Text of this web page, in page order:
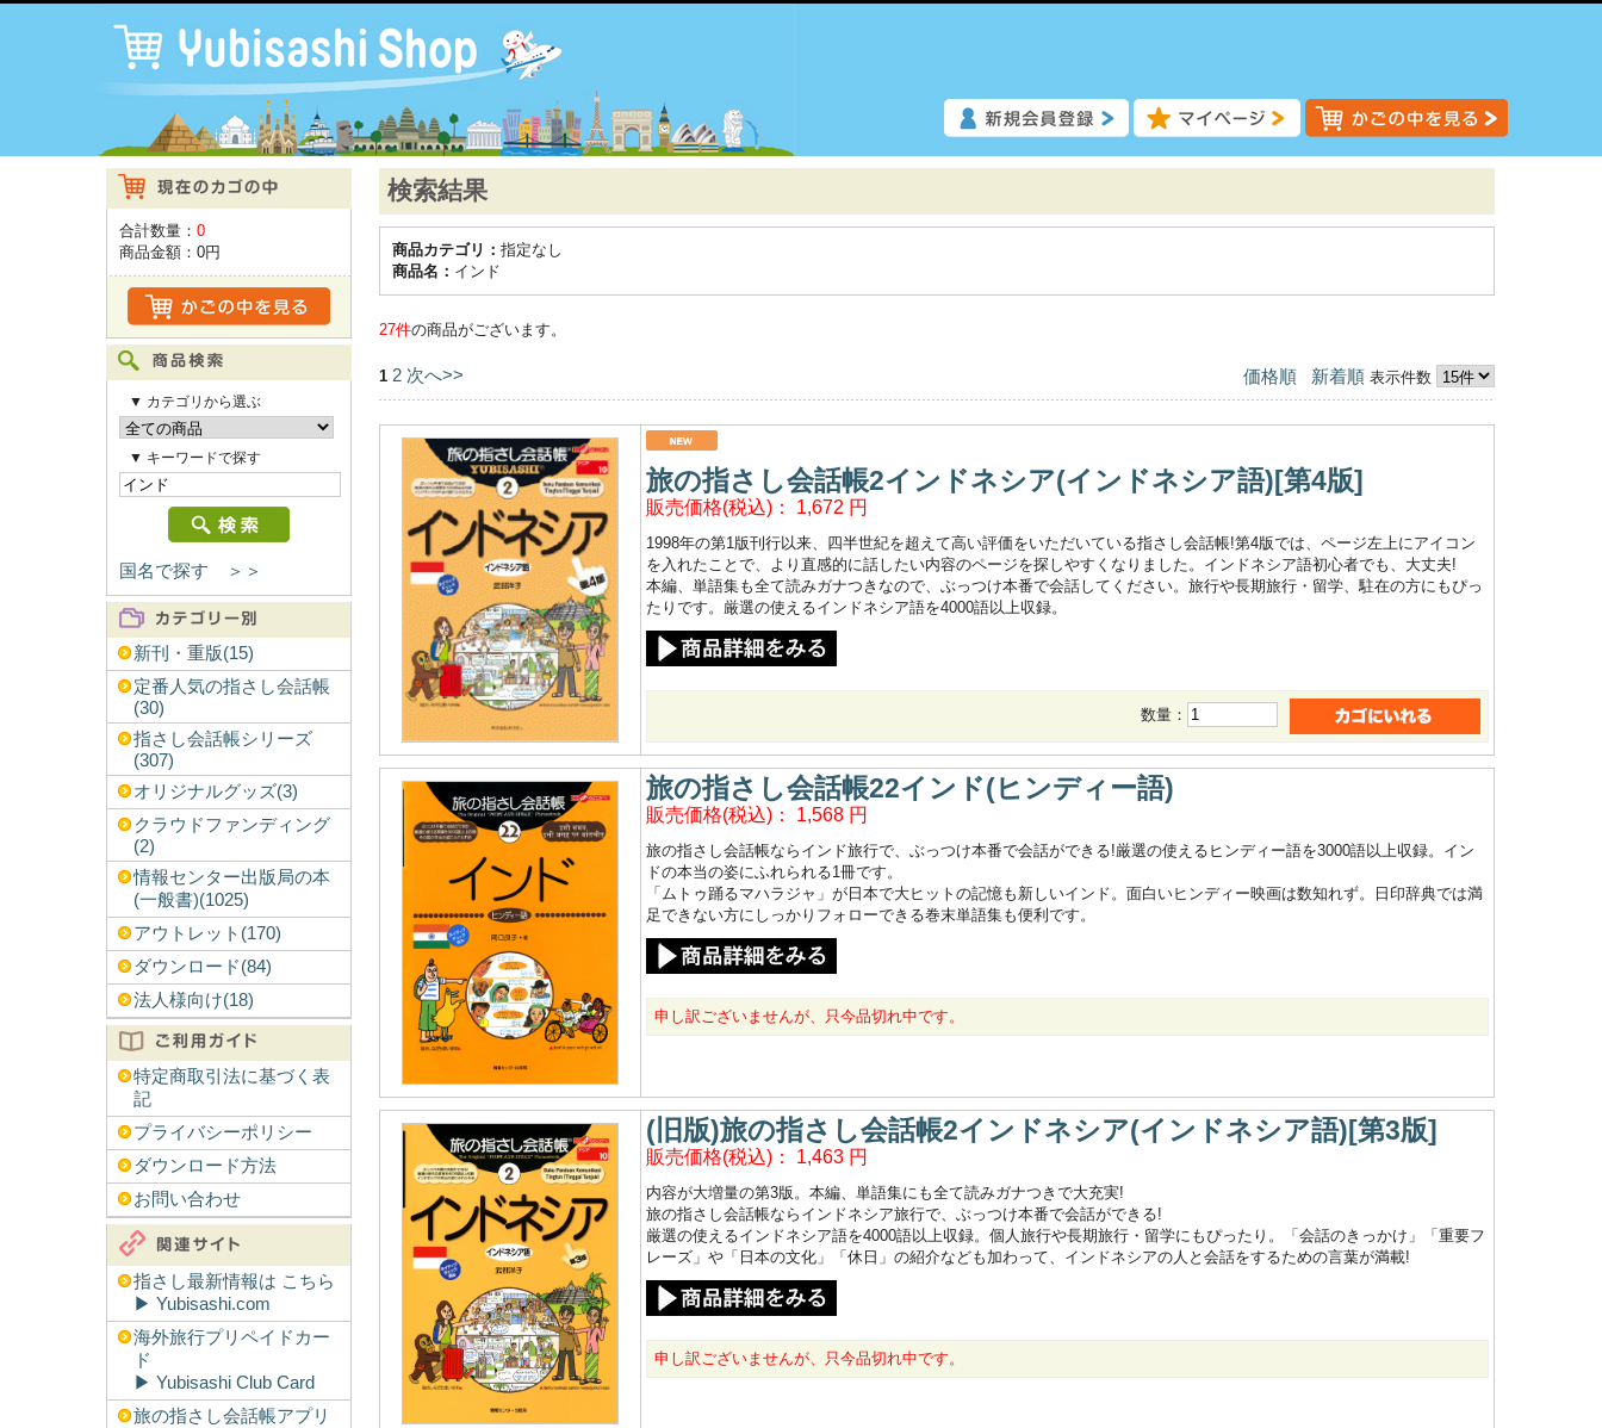
合計数量： 0
商品金額： 0円
▼ カテゴリから選ぶ
▼ キーワードで探す
国名で探す ＞＞
新刊・重版(15)
定番人気の指さし会話帳
(30)
指さし会話帳シリーズ
(307)
オリジナルグッズ(3)
クラウドファンディング
(2)
情報センター出版局の本
(一般書)(1025)
アウトレット(170)
ダウンロード(84)
法人様向け(18)
特定商取引法に基づく表
記
プライバシーポリシー
ダウンロード方法
お問い合わせ
指さし最新情報は こちら
▶︎ Yubisashi.com
海外旅行プリペイドカー
ド
▶︎ Yubisashi Club Card
旅の指さし会話帳アプリ
検索結果
商品カテゴリ： 指定なし
商品名： インド
27件の商品がございます。
価格順 新着順 表示件数
1 2 次へ>>
旅の指さし会話帳2インドネシア(インドネシア語)[第4版]
販売価格(税込)： 1,672 円
1998年の第1版刊行以来、四半世紀を超えて高い評価をいただいている指さし会話帳!第4版では、ページ左上にアイコン
を入れたことで、より直感的に話したい内容のページを探しやすくなりました。インドネシア語初心者でも、大丈夫!
本編、単語集も全て読みガナつきなので、ぶっつけ本番で会話してください。旅行や長期旅行・留学、駐在の方にもぴっ
たりです。厳選の使えるインドネシア語を4000語以上収録。
数量：
旅の指さし会話帳22インド(ヒンディー語)
販売価格(税込)： 1,568 円
旅の指さし会話帳ならインド旅行で、ぶっつけ本番で会話ができる!厳選の使えるヒンディー語を3000語以上収録。イン
ドの本当の姿にふれられる1冊です。
「ムトゥ踊るマハラジャ」が日本で大ヒットの記憶も新しいインド。面白いヒンディー映画は数知れず。日印辞典では満
足できない方にしっかりフォローできる巻末単語集も便利です。
申し訳ございませんが、只今品切れ中です。
(旧版)旅の指さし会話帳2インドネシア(インドネシア語)[第3版]
販売価格(税込)： 1,463 円
内容が大増量の第3版。本編、単語集にも全て読みガナつきで大充実!
旅の指さし会話帳ならインドネシア旅行で、ぶっつけ本番で会話ができる!
厳選の使えるインドネシア語を4000語以上収録。個人旅行や長期旅行・留学にもぴったり。「会話のきっかけ」「重要フ
レーズ」や「日本の文化」「休日」の紹介なども加わって、インドネシアの人と会話をするための言葉が満載!
申し訳ございませんが、只今品切れ中です。